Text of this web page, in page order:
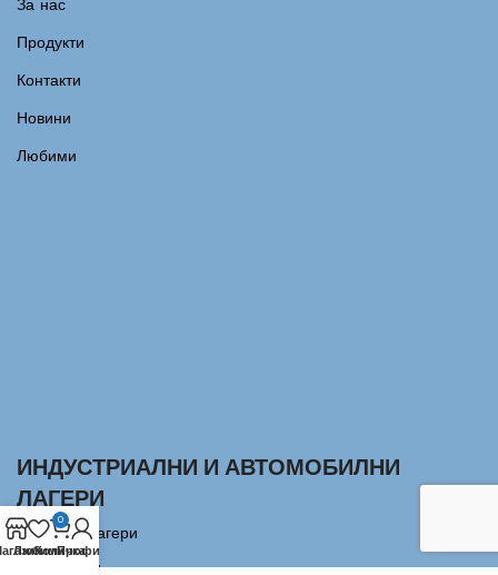
За нас
Продукти
Контакти
Новини
Любими
ИНДУСТРИАЛНИ И АВТОМОБИЛНИ
ЛАГЕРИ
Сачмени лагери
Аксиални Лагери
Любими
0
Количка
Профил